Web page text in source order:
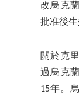
改烏克
批准後生
關於克
過烏克
15年。